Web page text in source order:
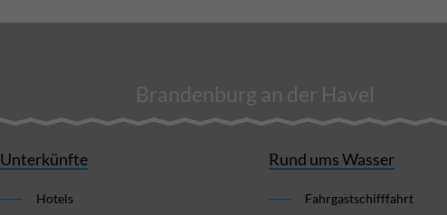
Brandenburg an der Havel
Unterkünfte
Hotels
Rund ums Wasser
Fahrgastschifffahrt